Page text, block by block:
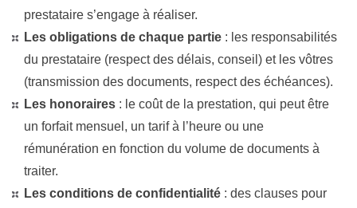
prestataire s’engage à réaliser.
Les obligations de chaque partie : les responsabilités
du prestataire (respect des délais, conseil) et les vôtres
(transmission des documents, respect des échéances).
Les honoraires : le coût de la prestation, qui peut être
un forfait mensuel, un tarif à l’heure ou une
rémunération en fonction du volume de documents à
traiter.
Les conditions de confidentialité : des clauses pour